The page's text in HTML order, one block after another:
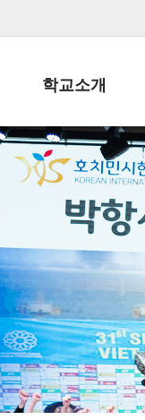
학교소개
학교장인사말
학생회장인사말
학교상징
학교 CI
교직원현황
학생현황
위치/전화
전경사진